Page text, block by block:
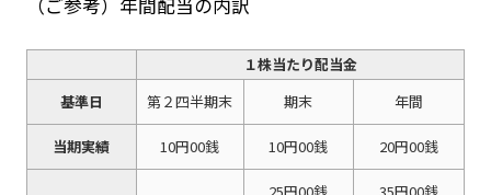
（ご参考）年間配当の内訳
１株当たり配当金
基準日
第２四半期末 期末 年間
当期実績 10円00銭 10円00銭 20円00銭